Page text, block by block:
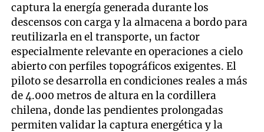
captura la energía generada durante los
descensos con carga y la almacena a bordo para
reutilizarla en el transporte, un factor
especialmente relevante en operaciones a cielo
abierto con perfiles topográficos exigentes. El
piloto se desarrolla en condiciones reales a más
de 4.000 metros de altura en la cordillera
chilena, donde las pendientes prolongadas
permiten validar la captura energética y la